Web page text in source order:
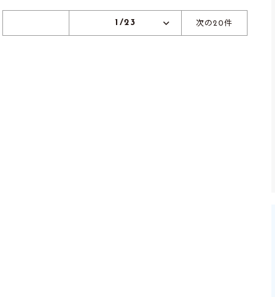
1/23 次の20件